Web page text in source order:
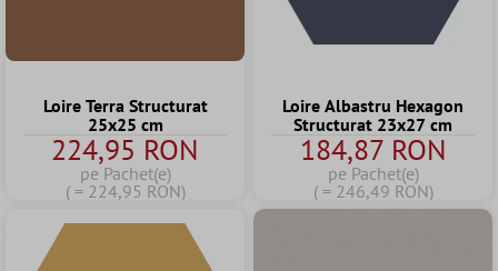
Loire Terra Structurat
25x25 cm
224,95 RON
pe Pachet(e)
( = 224,95 RON)
Loire Albastru Hexagon
Structurat 23x27 cm
184,87 RON
pe Pachet(e)
( = 246,49 RON)